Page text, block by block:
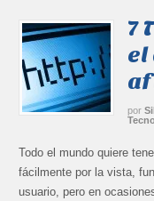
7
el
por
Todo el mundo quiere
fácilmente por la vista,
usuario, pero en